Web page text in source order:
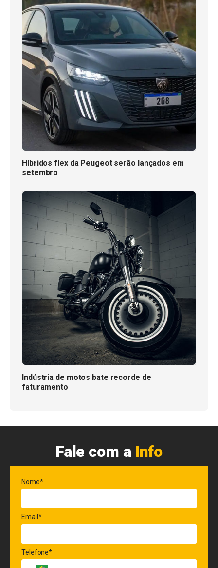
Híbridos flex da Peugeot serão lançados em
setembro
Indústria de motos bate recorde de
faturamento
Fale com a Info
Nome*
Email*
Telefone*